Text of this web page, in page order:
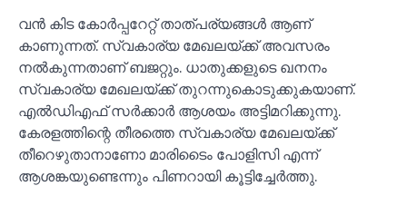
വൻ കിട കോർപ്പറേറ്റ് താത്പര്യങ്ങള്‍ ആണ്
കാണുന്നത്. സ്വകാര്യ മേഖലയ്ക്ക് അവസരം
നല്‍കുന്നതാണ് ബജറ്റും. ധാതുക്കളുടെ ഖനനം
സ്വകാര്യ മേഖലയ്ക്ക് തുറന്നുകൊടുക്കുകയാണ്.
എല്‍ഡിഎഫ് സർക്കാർ ആശയം അട്ടിമറിക്കുന്നു.
കേരളത്തിന്റെ തീരത്തെ സ്വകാര്യ മേഖലയ്ക്ക്
തീറെഴുതാനാണോ മാരിടൈം പോളിസി എന്ന്
ആശങ്കയുണ്ടെന്നും പിണറായി കൂട്ടിച്ചേർത്തു.